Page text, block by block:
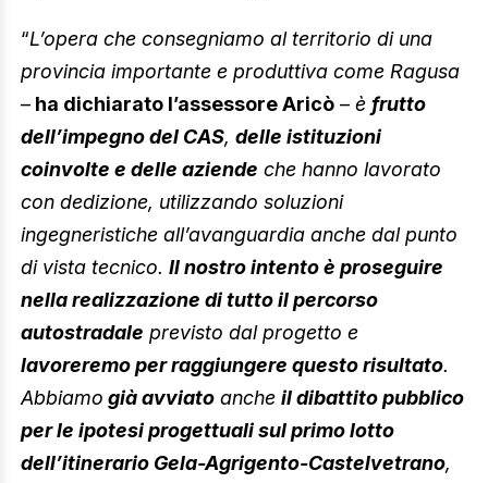
“L’opera che consegniamo al territorio di una
provincia importante e produttiva come Ragusa
– ha dichiarato l’assessore Aricò – è frutto
dell’impegno del CAS, delle istituzioni
coinvolte e delle aziende che hanno lavorato
con dedizione, utilizzando soluzioni
ingegneristiche all’avanguardia anche dal punto
di vista tecnico. Il nostro intento è proseguire
nella realizzazione di tutto il percorso
autostradale previsto dal progetto e
lavoreremo per raggiungere questo risultato.
Abbiamo già avviato anche il dibattito pubblico
per le ipotesi progettuali sul primo lotto
dell’itinerario Gela-Agrigento-Castelvetrano,